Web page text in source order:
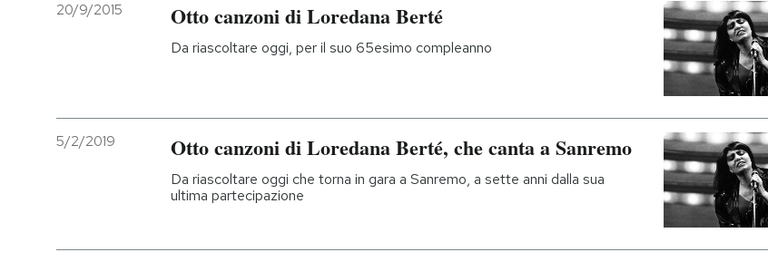
20/9/2015 Otto canzoni di Loredana Berté
Da riascoltare oggi, per il suo 65esimo compleanno
5/2/2019 Otto canzoni di Loredana Berté, che canta a Sanremo
Da riascoltare oggi che torna in gara a Sanremo, a sette anni dalla sua
ultima partecipazione